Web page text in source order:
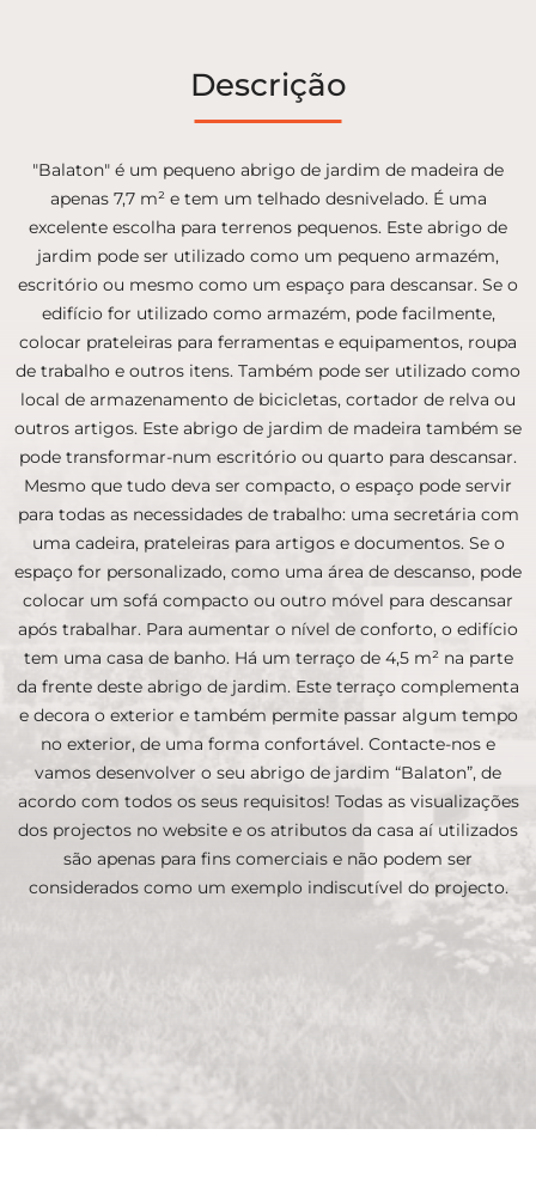
Descrição
"Balaton" é um pequeno abrigo de jardim de madeira de
apenas 7,7 m² e tem um telhado desnivelado. É uma
excelente escolha para terrenos pequenos. Este abrigo de
jardim pode ser utilizado como um pequeno armazém,
escritório ou mesmo como um espaço para descansar. Se o
edifício for utilizado como armazém, pode facilmente,
colocar prateleiras para ferramentas e equipamentos, roupa
de trabalho e outros itens. Também pode ser utilizado como
local de armazenamento de bicicletas, cortador de relva ou
outros artigos. Este abrigo de jardim de madeira também se
pode transformar-num escritório ou quarto para descansar.
Mesmo que tudo deva ser compacto, o espaço pode servir
para todas as necessidades de trabalho: uma secretária com
uma cadeira, prateleiras para artigos e documentos. Se o
espaço for personalizado, como uma área de descanso, pode
colocar um sofá compacto ou outro móvel para descansar
após trabalhar. Para aumentar o nível de conforto, o edifício
tem uma casa de banho. Há um terraço de 4,5 m² na parte
da frente deste abrigo de jardim. Este terraço complementa
e decora o exterior e também permite passar algum tempo
no exterior, de uma forma confortável. Contacte-nos e
vamos desenvolver o seu abrigo de jardim “Balaton”, de
acordo com todos os seus requisitos! Todas as visualizações
dos projectos no website e os atributos da casa aí utilizados
são apenas para fins comerciais e não podem ser
considerados como um exemplo indiscutível do projecto.